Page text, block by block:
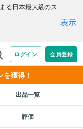
獲得！
出品一覧
評価